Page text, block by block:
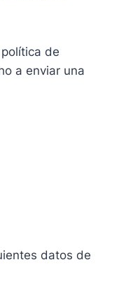
de
a enviar una
datos de